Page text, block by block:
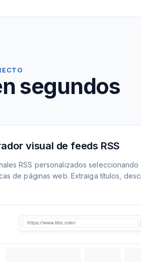
segundos
visual de feeds RSS
RSS personalizados seleccionando
de páginas web. Extraiga títulos,